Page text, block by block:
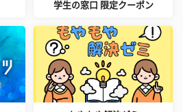
学生の窓口 限定クーポン